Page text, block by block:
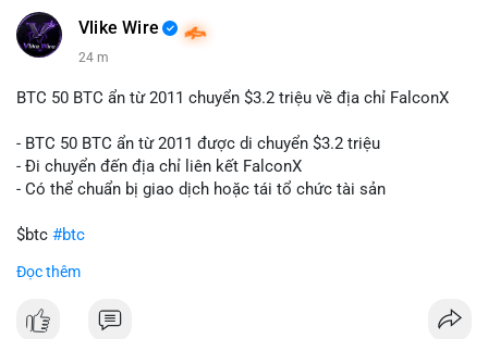
#160btc #vilanh #thanhkhoansan
📰 Nguồn: Cointelegraph
Vlike Wire
24 m
BTC 50 BTC ẩn từ 2011 chuyển $3.2 triệu về địa chỉ FalconX
- BTC 50 BTC ẩn từ 2011 được di chuyển $3.2 triệu
- Đi chuyển đến địa chỉ liên kết FalconX
- Có thể chuẩn bị giao dịch hoặc tái tổ chức tài sản
$btc #btc
#vlikevn
📰 Nguồn: CoinDesk
Đọc thêm